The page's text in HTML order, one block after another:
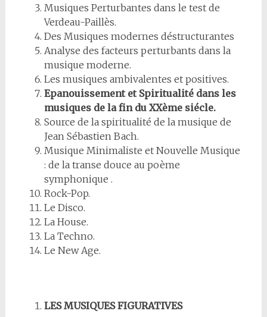
Musiques Perturbantes dans le test de
Verdeau-Paillès.
Des Musiques modernes déstructurantes
Analyse des facteurs perturbants dans la
musique moderne.
Les musiques ambivalentes et positives.
Epanouissement et Spiritualité dans les
musiques de la fin du XXème siécle.
Source de la spiritualité de la musique de
Jean Sébastien Bach.
Musique Minimaliste et Nouvelle Musique
: de la transe douce au poème
symphonique .
Rock-Pop.
Le Disco.
La House.
La Techno.
Le New Age.
LES MUSIQUES FIGURATIVES